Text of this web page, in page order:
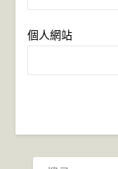
個人網站
搜